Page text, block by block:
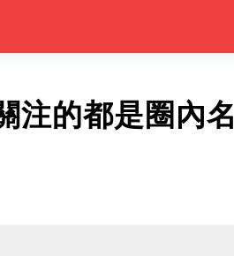
注的都是圈內名